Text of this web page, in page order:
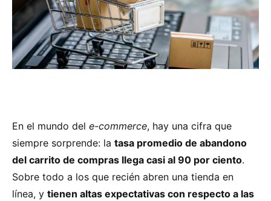
En el mundo del e-commerce, hay una cifra que
siempre sorprende: la tasa promedio de abandono
del carrito de compras llega casi al 90 por ciento.
Sobre todo a los que recién abren una tienda en
línea, y tienen altas expectativas con respecto a las